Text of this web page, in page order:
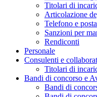
Titolari di
Articolazione
Telefono e
Sanzioni per
Rendiconti
Personale
Consulenti e
Titolari di
Bandi di concorso e
Bandi di